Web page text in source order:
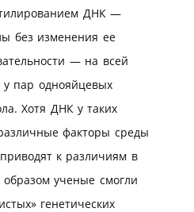
ДНК —
без изменения ее
— на всей
у пар однояйцевых
Хотя ДНК у таких
факторы среды
к различиям в
ученые смогли
генетических